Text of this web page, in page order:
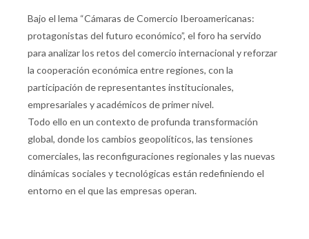
Bajo el lema “Cámaras de Comercio Iberoamericanas:
protagonistas del futuro económico”, el foro ha servido
para analizar los retos del comercio internacional y reforzar
la cooperación económica entre regiones, con la
participación de representantes institucionales,
empresariales y académicos de primer nivel.
Todo ello en un contexto de profunda transformación
global, donde los cambios geopolíticos, las tensiones
comerciales, las reconfiguraciones regionales y las nuevas
dinámicas sociales y tecnológicas están redefiniendo el
entorno en el que las empresas operan.